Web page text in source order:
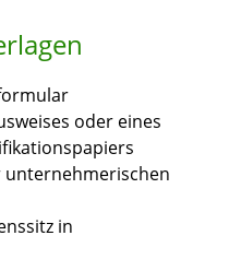
oder eines
unternehmerischen
in